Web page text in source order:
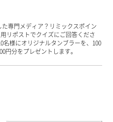
た専門メディア？リミックスポイン
リポストでクイズにご回答くださ
様にオリジナルタンブラーを、100
円分をプレゼントします。